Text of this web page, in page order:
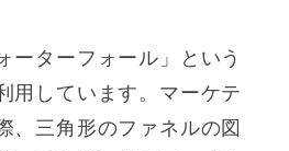
ーターフォール」という
用しています。マーケテ
、三角形のファネルの図